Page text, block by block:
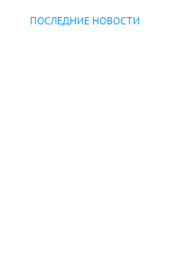
ПОСЛЕДНИЕ НОВОСТИ